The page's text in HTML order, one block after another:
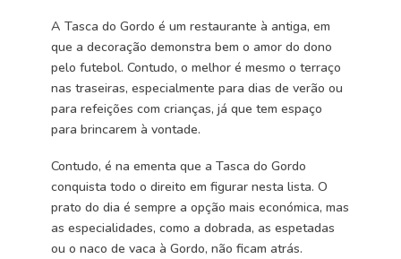
A Tasca do Gordo é um restaurante à antiga, em
que a decoração demonstra bem o amor do dono
pelo futebol. Contudo, o melhor é mesmo o terraço
nas traseiras, especialmente para dias de verão ou
para refeições com crianças, já que tem espaço
para brincarem à vontade.
Contudo, é na ementa que a Tasca do Gordo
conquista todo o direito em figurar nesta lista. O
prato do dia é sempre a opção mais económica, mas
as especialidades, como a dobrada, as espetadas
ou o naco de vaca à Gordo, não ficam atrás.